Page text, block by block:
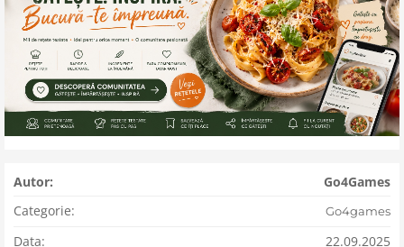
Autor:
Go4Games
Categorie:
Go4games
Data:
22.09.2025